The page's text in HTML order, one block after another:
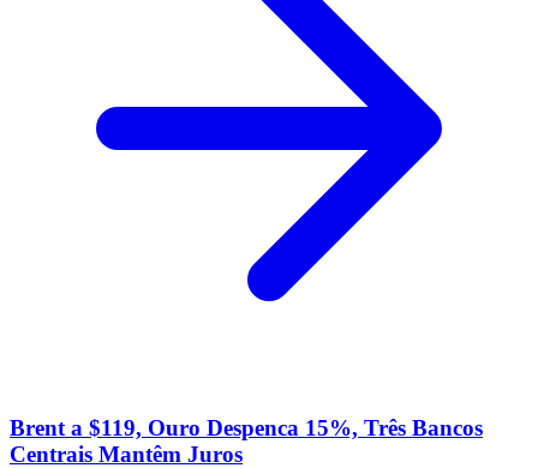
Brent a $119, Ouro Despenca 15%, Três Bancos
Centrais Mantêm Juros